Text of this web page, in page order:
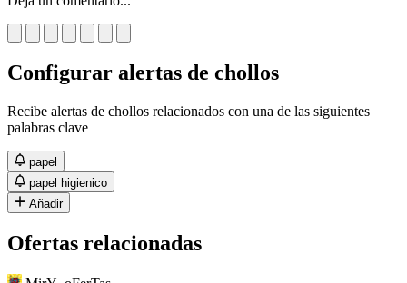
Configurar alertas de chollos
Recibe alertas de chollos relacionados con una de las siguientes
palabras clave
papel
papel higienico
Añadir
Ofertas relacionadas